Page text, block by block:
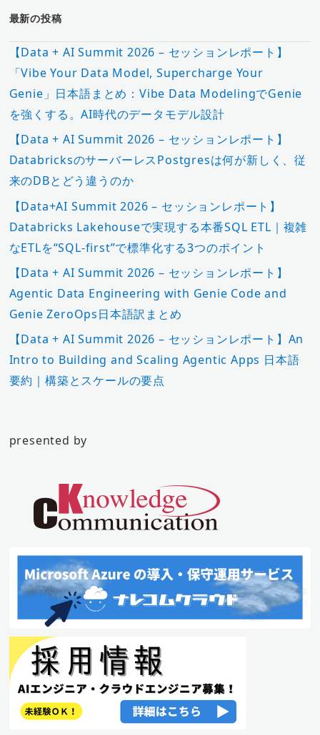
最新の投稿
【Data + AI Summit 2026 – セッションレポート】
「Vibe Your Data Model, Supercharge Your
Genie」日本語まとめ：Vibe Data ModelingでGenie
を強くする。AI時代のデータモデル設計
【Data + AI Summit 2026 – セッションレポート】
DatabricksのサーバーレスPostgresは何が新しく、従
来のDBとどう違うのか
【Data+AI Summit 2026 – セッションレポート】
Databricks Lakehouseで実現する本番SQL ETL｜複雑
なETLを“SQL-first”で標準化する3つのポイント
【Data + AI Summit 2026 – セッションレポート】
Agentic Data Engineering with Genie Code and
Genie ZeroOps日本語訳まとめ
【Data + AI Summit 2026 – セッションレポート】An
Intro to Building and Scaling Agentic Apps 日本語
要約｜構築とスケールの要点
presented by